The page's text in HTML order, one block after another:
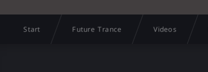
Start Future Trance Videos